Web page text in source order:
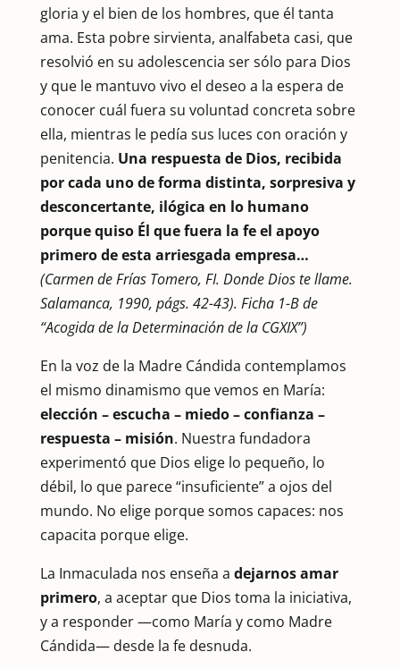
gloria y el bien de los hombres, que él tanta
ama. Esta pobre sirvienta, analfabeta casi, que
resolvió en su adolescencia ser sólo para Dios
y que le mantuvo vivo el deseo a la espera de
conocer cuál fuera su voluntad concreta sobre
ella, mientras le pedía sus luces con oración y
penitencia. Una respuesta de Dios, recibida
por cada uno de forma distinta, sorpresiva y
desconcertante, ilógica en lo humano
porque quiso Él que fuera la fe el apoyo
primero de esta arriesgada empresa…
(Carmen de Frías Tomero, FI. Donde Dios te llame.
Salamanca, 1990, págs. 42-43). Ficha 1-B de
“Acogida de la Determinación de la CGXIX”)
En la voz de la Madre Cándida contemplamos
el mismo dinamismo que vemos en María:
elección – escucha – miedo – confianza –
respuesta – misión. Nuestra fundadora
experimentó que Dios elige lo pequeño, lo
débil, lo que parece “insuficiente” a ojos del
mundo. No elige porque somos capaces: nos
capacita porque elige.
La Inmaculada nos enseña a dejarnos amar
primero, a aceptar que Dios toma la iniciativa,
y a responder —como María y como Madre
Cándida— desde la fe desnuda.